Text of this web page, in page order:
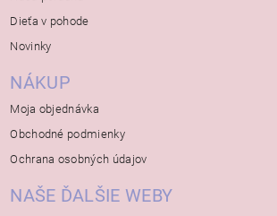
Dieťa v pohode
Novinky
NÁKUP
Moja objednávka
Obchodné podmienky
Ochrana osobných údajov
NAŠE ĎALŠIE WEBY